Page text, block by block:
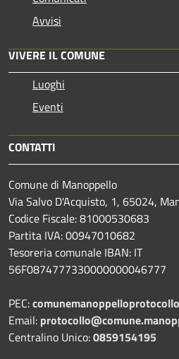
Avvisi
VIVERE IL COMUNE
Luoghi
Eventi
CONTATTI
Comune di Manoppello
Via Salvo D'Acquisto, 1, 65024,
Codice Fiscale: 81000530683
Partita IVA: 00947010682
Tesoreria comunale IBAN: IT
56F0874777330000000046777
PEC:
Email:
Centralino Unico:0859154195